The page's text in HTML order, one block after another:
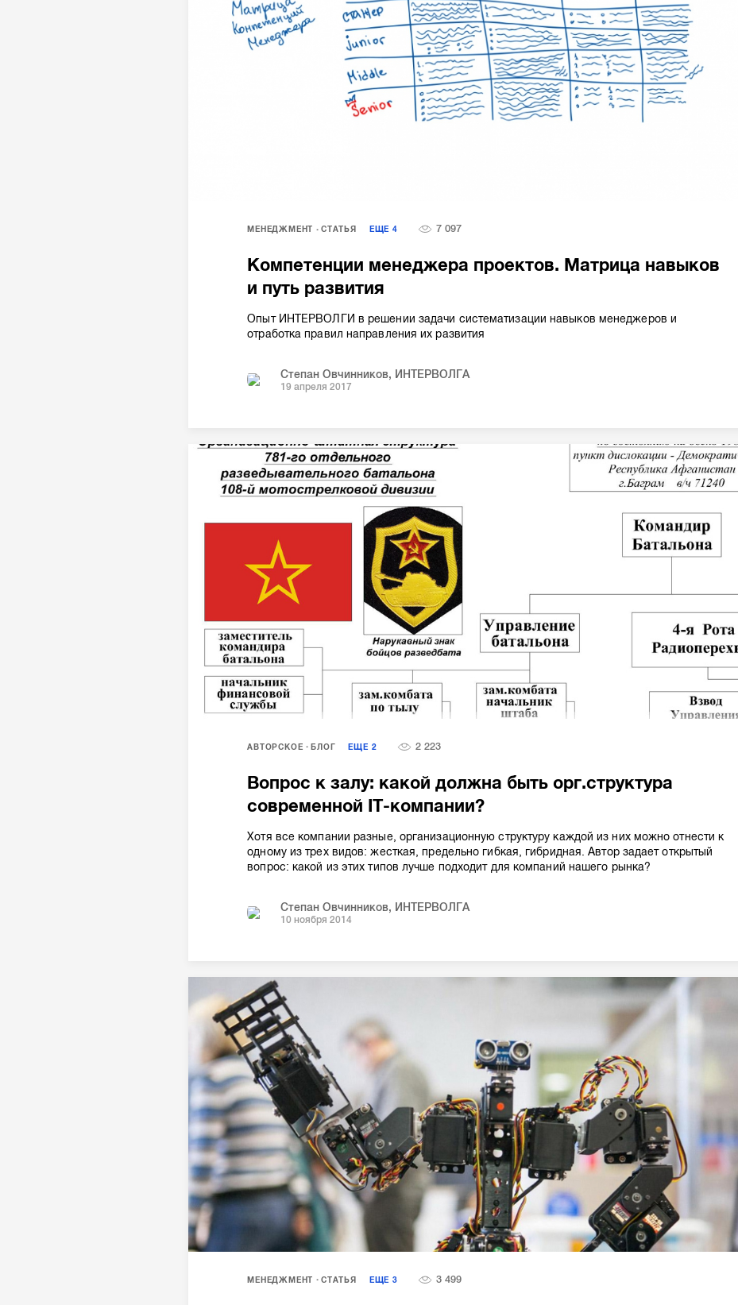
МЕНЕДЖМЕНТ СТАТЬЯ ЕЩЕ 4 7 097
Компетенции менеджера проектов. Матрица навыков
и путь развития
Опыт ИНТЕРВОЛГИ в решении задачи систематизации навыков менеджеров и
отработка правил направления их развития
Степан Овчинников, ИНТЕРВОЛГА
19 апреля 2017
АВТОРСКОЕ БЛОГ ЕЩЕ 2 2 223
Вопрос к залу: какой должна быть орг.структура
современной IT-компании?
Хотя все компании разные, организационную структуру каждой из них можно отнести к
одному из трех видов: жесткая, предельно гибкая, гибридная. Автор задает открытый
вопрос: какой из этих типов лучше подходит для компаний нашего рынка?
Степан Овчинников, ИНТЕРВОЛГА
10 ноября 2014
МЕНЕДЖМЕНТ СТАТЬЯ ЕЩЕ 3 3 499